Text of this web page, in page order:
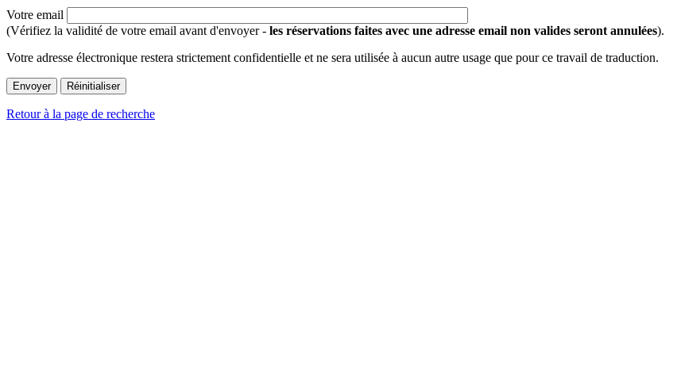
Votre email
(Vérifiez la validité de votre email avant d'envoyer - les réservations faites avec une adresse email non valides seront annulées).
Votre adresse électronique restera strictement confidentielle et ne sera utilisée à aucun autre usage que pour ce travail de traduction.
Retour à la page de recherche